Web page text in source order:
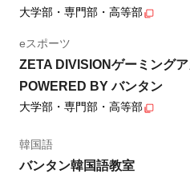
大学部・専門部・高等部
eスポーツ
ZETA DIVISIONゲーミング
POWERED BY バンタン
大学部・専門部・高等部
韓国語
バンタン韓国語教室